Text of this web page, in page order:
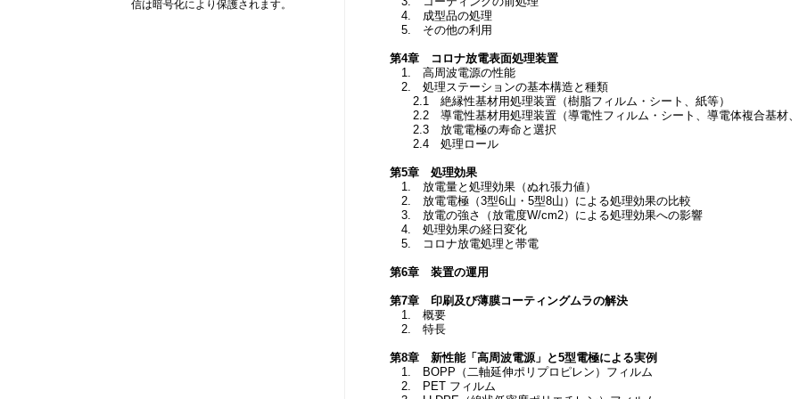
4. 成型品の処理
5. その他の利用
第4章 コロナ放電表面処理装置
1. 高周波電源の性能
2. 処理ステーションの基本構造と種類
2.1 絶縁性基材用処理装置（樹脂フィルム・シート、紙等）
2.2 導電性基材用処理装置（導電性フィルム・シート、導電体複合基材、
2.3 放電電極の寿命と選択
2.4 処理ロール
第5章 処理効果
1. 放電量と処理効果（ぬれ張力値）
2. 放電電極（3型6山・5型8山）による処理効果の比較
3. 放電の強さ（放電度W/cm2）による処理効果への影響
4. 処理効果の経日変化
5. コロナ放電処理と帯電
第6章 装置の運用
第7章 印刷及び薄膜コーティングムラの解決
1. 概要
2. 特長
第8章 新性能「高周波電源」と5型電極による実例
1. BOPP（二軸延伸ポリプロピレン）フィルム
2. PET フィルム
信は暗号化により保護されます。